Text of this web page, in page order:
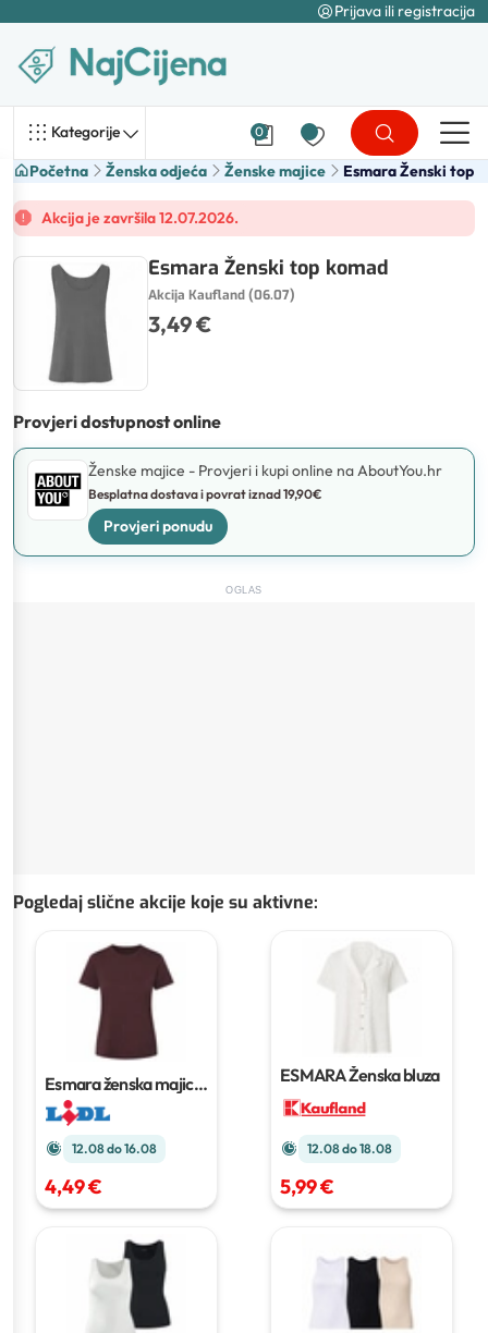
Prijava ili registracija
Kategorije 0
Početna Ženska odjeća Ženske majice Esmara Ženski top
Akcija je završila 12.07.2026.
Esmara Ženski top komad
Akcija Kaufland (06.07)
3,49 €
Provjeri dostupnost online
Ženske majice - Provjeri i kupi online na AboutYou.hr
Besplatna dostava i povrat iznad 19,90€
Provjeri ponudu
OGLAS
Pogledaj slične akcije koje su aktivne:
Esmara ženska majica
Komad
12.08 do 16.08
4,49 €
ESMARA Ženska bluza
12.08 do 18.08
5,99 €